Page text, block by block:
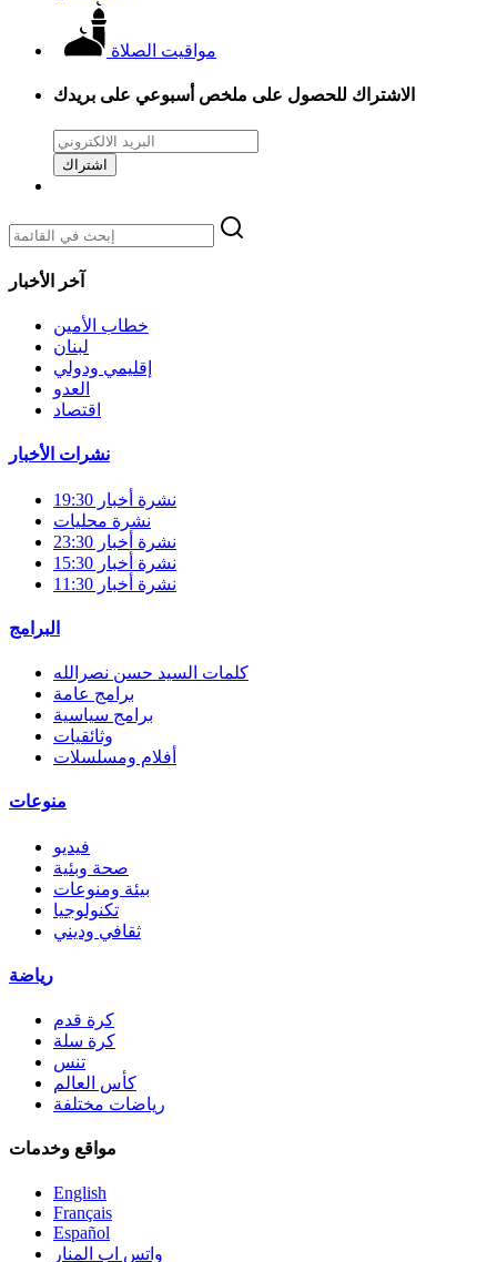
مواقيت الصلاة
الاشتراك للحصول على ملخص أسبوعي على بريدك
اشتراك
آخر الأخبار
خطاب الأمين
لبنان
إقليمي ودولي
العدو
اقتصاد
نشرات الأخبار
نشرة أخبار 19:30
نشرة محليات
نشرة أخبار 23:30
نشرة أخبار 15:30
نشرة أخبار 11:30
البرامج
كلمات السيد حسن نصرالله
برامج عامة
برامج سياسية
وثائقيات
أفلام ومسلسلات
منوعات
فيديو
صحة وبئية
بيئة ومنوعات
تكنولوجيا
ثقافي وديني
رياضة
كرة قدم
كرة سلة
تنس
كأس العالم
رياضات مختلفة
مواقع وخدمات
English
Français
Español
واتس اب المنار